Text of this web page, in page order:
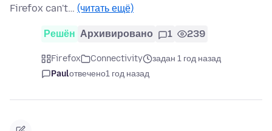
Firefox can't… (читать ещё)
Решён Архивировано 1 239
Firefox Connectivity
задан 1 год назад
Paulотвечено1 год назад